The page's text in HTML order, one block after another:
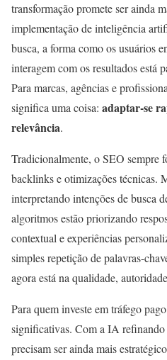
transformação promete ser ainda
implementação de inteligência
busca, a forma como os usuários
interagem com os resultados está
Para marcas, agências e
significa uma coisa: adaptar-se
relevância.
Tradicionalmente, o SEO sempre
backlinks e otimizações técnicas.
interpretando intenções de busca
algoritmos estão priorizando
contextual e experiências
simples repetição de palavras-
agora está na qualidade,
Para quem investe em tráfego
significativas. Com a IA refinando
precisam ser ainda mais